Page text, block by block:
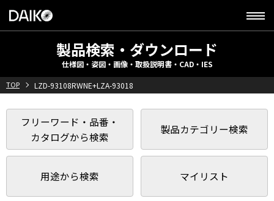
製品検索・ダウンロード
仕様図・姿図・画像・取扱説明書・CAD・IES
TOP LZD-93108RWNE+LZA-93018
フリーワード・品番・
カタログから検索
製品カテゴリー検索
用途から検索 マイリスト